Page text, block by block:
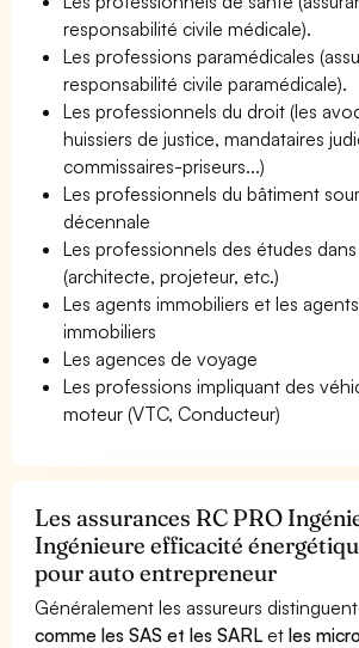
responsabilité civile médicale).
Les professions paramédicales
responsabilité civile paramédicale).
Les professionnels du droit (les
huissiers de justice, mandataires
commissaires-priseurs...)
Les professionnels du bâtiment
décennale
Les professionnels des études
(architecte, projeteur, etc.)
Les agents immobiliers et les
immobiliers
Les agences de voyage
Les professions impliquant des
moteur (VTC, Conducteur)
Les assurances RC PRO
Ingénieure efficacité
pour auto entrepreneur
Généralement les assureurs
comme les SAS et les SARL etles